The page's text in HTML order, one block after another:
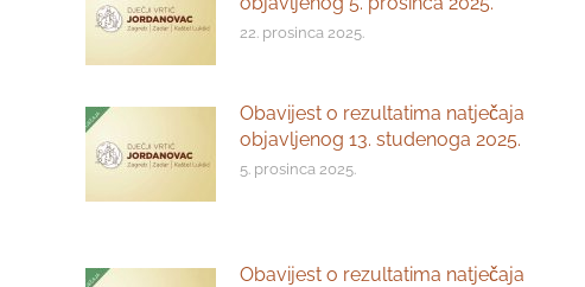
22. prosinca 2025.
Obavijest o rezultatima natječaja
objavljenog 13. studenoga 2025.
5. prosinca 2025.
Obavijest o rezultatima natječaja